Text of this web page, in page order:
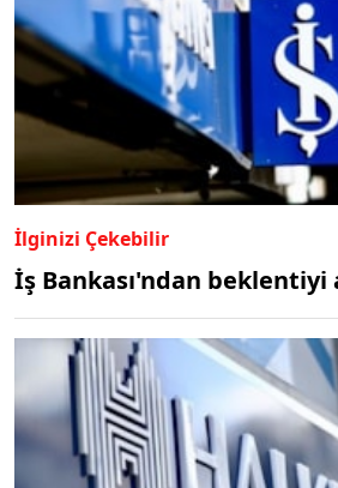
İlginizi Çekebilir
İş Bankası'ndan beklentiyi